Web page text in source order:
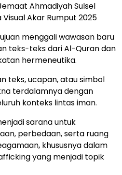
Ahmadiyah Sulsel
Akar Rumput 2025
menggali wawasan baru
teks-teks dari Al-Quran dan
hermeneutika.
teks, ucapan, atau simbol
terdalamnya dengan
konteks lintas iman.
sarana untuk
perbedaan, serta ruang
khususnya dalam
yang menjadi topik